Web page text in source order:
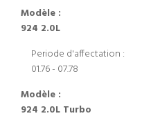
Modèle :
924 2.0L
Periode d'affectation :
01.76 - 07.78
Modèle :
924 2.0L Turbo